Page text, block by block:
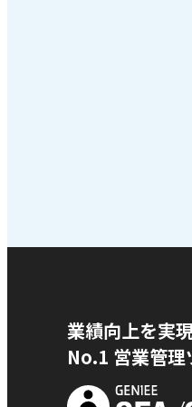
業績向上を実
No.1 営業管理